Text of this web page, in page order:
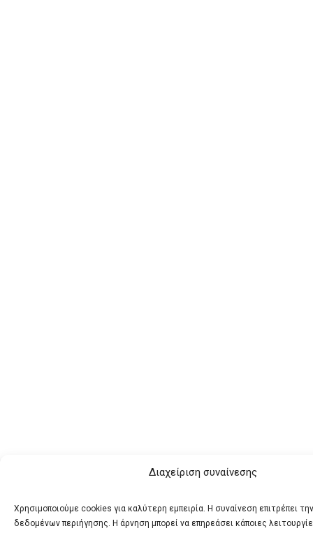
Διαχείριση συναίνεσης
Χρησιμοποιούμε cookies για καλύτερη εμπειρία. Η συναίνεση επιτρέπει
δεδομένων περιήγησης. Η άρνηση μπορεί να επηρεάσει κάποιες